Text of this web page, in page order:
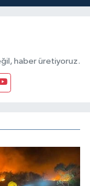
haber üretiyoruz.